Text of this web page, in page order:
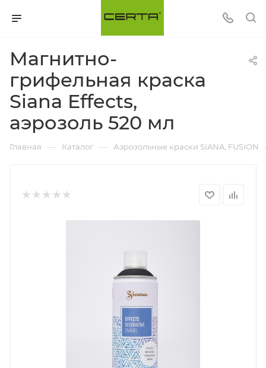
Магнитно-
грифельная краска
Siana Effects,
аэрозоль 520 мл
Главная — Каталог — Аэрозольные краски SIANA, FUSION